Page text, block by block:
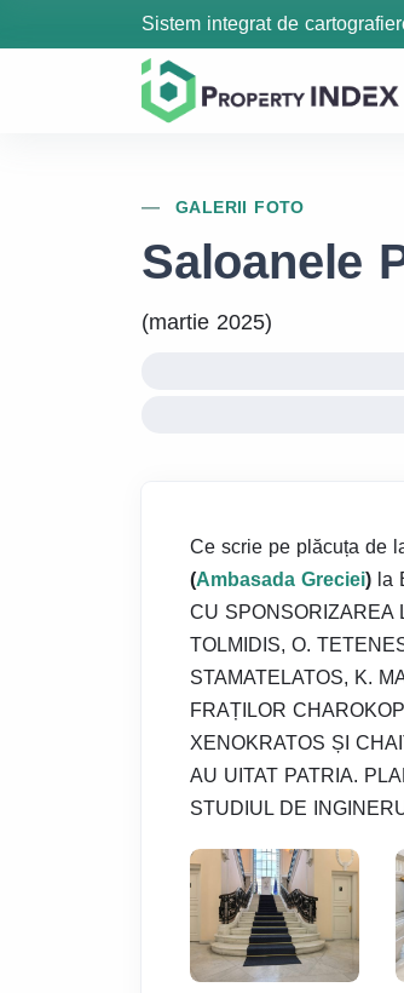
Sistem integrat de
GALERII FOTO
Saloanele
(martie 2025)
Ce scrie pe plăcuța de
(Ambasada Greciei) la
CU SPONSORIZAREA
TOLMIDIS, O.
STAMATELATOS, K.
FRAȚILOR
XENOKRATOS ȘI
AU UITAT PATRIA.
STUDIUL DE